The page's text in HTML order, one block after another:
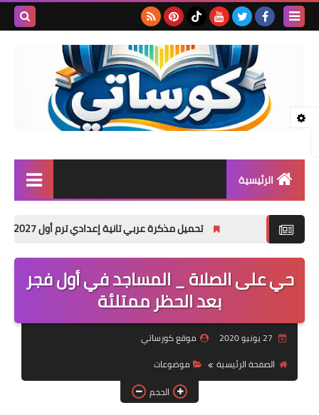
الرئيسية
المرحلة الثانوية
تأسيس حضانة
موضوعات
تكنولوجيا
تحميل مذكرة عربي تانية إعدادي ترم أول 2027 PDF | شرح شامل للأستاذ أكرم مؤمن
حي على الصلاة _ المساجد في أول فجر
بعد الحظر ممتلئة
موقع كورساتي
الصفحة الرئيسية
موضوعات
الحجم